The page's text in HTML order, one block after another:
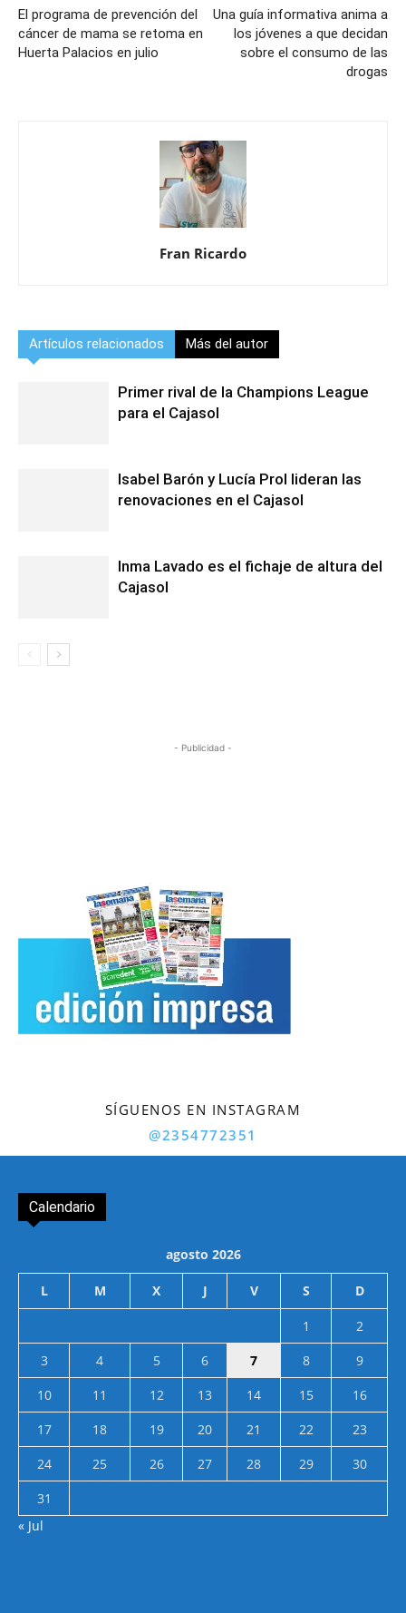
El programa de prevención del
cáncer de mama se retoma en
Huerta Palacios en julio
Una guía informativa anima a
los jóvenes a que decidan
sobre el consumo de las
drogas
Fran Ricardo
Artículos relacionados Más del autor
Primer rival de la Champions League
para el Cajasol
Isabel Barón y Lucía Prol lideran las
renovaciones en el Cajasol
Inma Lavado es el fichaje de altura del
Cajasol
- Publicidad -
SÍGUENOS EN INSTAGRAM
@2354772351
Calendario
agosto 2026
L M X J V S D
1
2
3
4 5 6 7 8
9
10
11 12 13 14 15
16
17
18 19 20 21 22
23
24
25 26 27 28 29
30
31
« Jul